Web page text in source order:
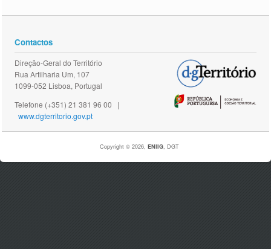
Contactos
Direção-Geral do Território
Rua Artilharia Um, 107
1099-052 Lisboa, Portugal
Telefone (+351) 21 381 96 00 |
www.dgterritorio.gov.pt
Copyright © 2026, ENIIG, DGT